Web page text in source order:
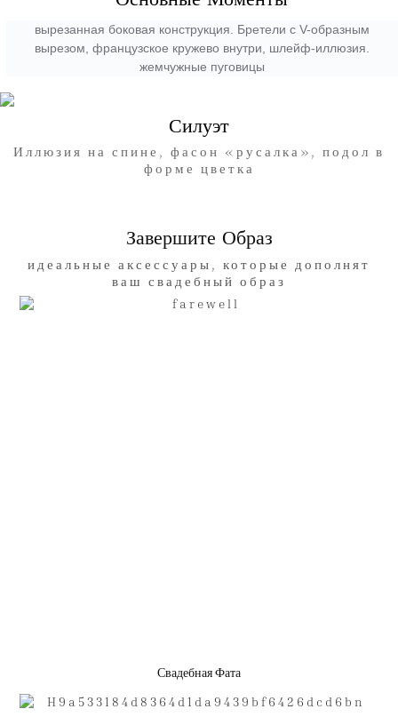
вырезанная боковая конструкция. Бретели с V-образным
вырезом, французское кружево внутри, шлейф-иллюзия.
жемчужные пуговицы
Силуэт
Иллюзия на спине, фасон «русалка», подол в
форме цветка
Завершите Образ
идеальные аксессуары, которые дополнят
ваш свадебный образ
Свадебная Фата